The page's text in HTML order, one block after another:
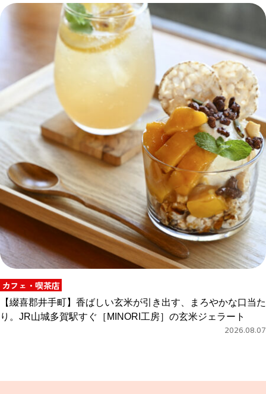
カフェ・喫茶店
【綴喜郡井手町】香ばしい玄米が引き出す、まろやかな口当た
り。JR山城多賀駅すぐ［MINORI工房］の玄米ジェラート
2026.08.07